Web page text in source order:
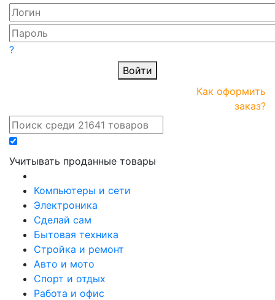
Как оформить
заказ?
Учитывать проданные товары
?
Войти
Компьютеры и сети
Электроника
Сделай сам
Бытовая техника
Стройка и ремонт
Авто и мото
Спорт и отдых
Работа и офис